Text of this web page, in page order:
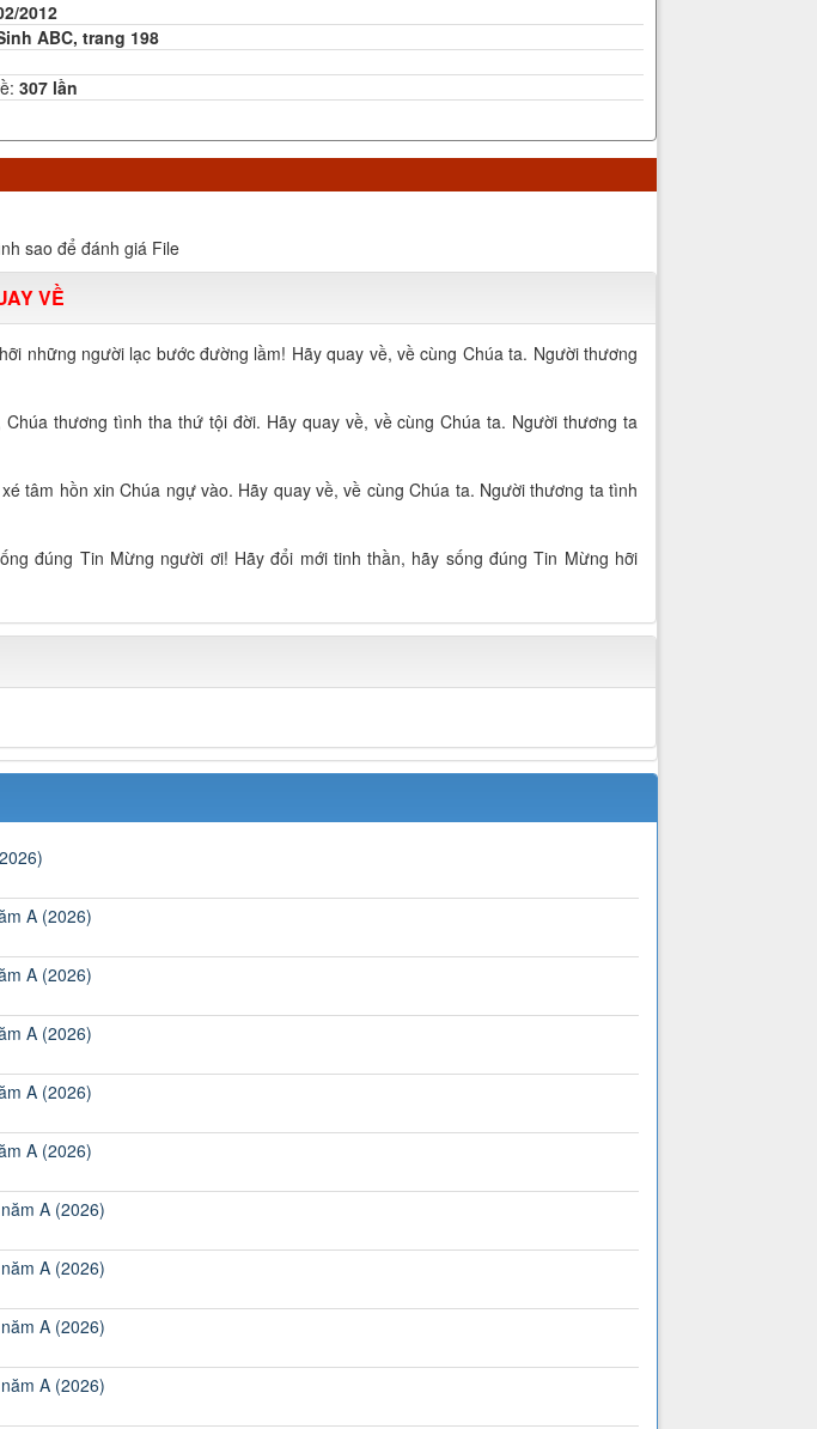
2012
ABC, trang 198
307 lần
sao để đánh giá File
VỀ
những người lạc bước đường lầm! Hãy quay về, về cùng Chúa ta. Người thương
thương tình tha thứ tội đời. Hãy quay về, về cùng Chúa ta. Người thương ta
tâm hồn xin Chúa ngự vào. Hãy quay về, về cùng Chúa ta. Người thương ta tình
đúng Tin Mừng người ơi! Hãy đổi mới tinh thần, hãy sống đúng Tin Mừng hỡi
A (2026)
A (2026)
A (2026)
A (2026)
A (2026)
A (2026)
A (2026)
A (2026)
A (2026)